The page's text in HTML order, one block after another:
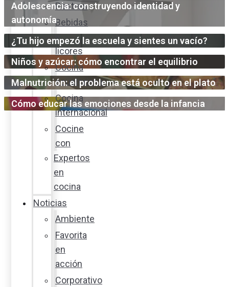
Postres
Bebidas
y
licores
Cocina
ecuatoriana
Cocina
internacional
Cocine
con
Expertos
en
cocina
Noticias
Ambiente
Favorita
en
acción
Corporativo
Adolescencia: construyendo identidad y
autonomía
¿Tu hijo empezó la escuela y sientes un vacío?
Niños y azúcar: cómo encontrar el equilibrio
Malnutrición: el problema está oculto en el plato
Cómo educar las emociones desde la infancia